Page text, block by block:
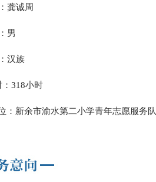
龚诚周
男
汉族
：318小时
：新余市渝水第二小学青年志愿服务队